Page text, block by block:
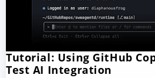
Tutorial: Using GitHub
Test AI Integration